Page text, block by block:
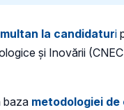
la candidaturi
şi Inovării
baza metodologiei de